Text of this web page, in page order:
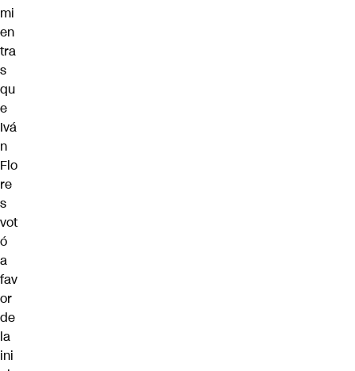
mi
en
tra
s
qu
e
Ivá
n
Flo
re
s
vot
ó
a
fav
or
de
la
ini